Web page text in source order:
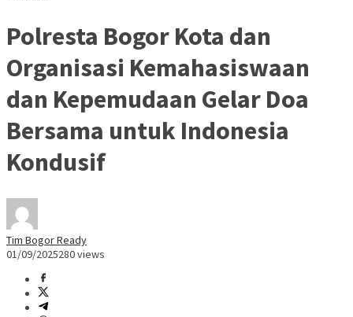
Polresta Bogor Kota dan
Organisasi Kemahasiswaan
dan Kepemudaan Gelar Doa
Bersama untuk Indonesia
Kondusif
Tim Bogor Ready
01/09/2025280 views